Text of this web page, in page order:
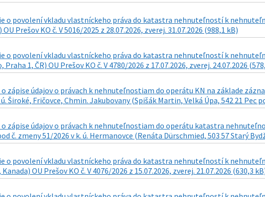
o povolení vkladu vlastníckeho práva do katastra nehnuteľností k
OU Prešov KO č. V 5016/2025 z 28.07.2026, zverej. 31.07.2026 (988,1 kB)
o povolení vkladu vlastníckeho práva do katastra nehnuteľností k
Praha 1, ČR) OU Prešov KO č. V 4780/2026 z 17.07.2026, zverej. 24.07.2026
zápise údajov o právach k nehnuteľnostiam do operátu KN na základe
Široké, Fričovce, Chmin. Jakubovany (Spišák Martin, Velká Úpa, 542 21 Pec
zápise údajov o právach k nehnuteľnostiam do operátu katastra
č. zmeny 51/2026 v k. ú. Hermanovce (Renáta Dürschmied, 503 57 Starý
o povolení vkladu vlastníckeho práva do katastra nehnuteľností k
Kanada) OU Prešov KO č. V 4076/2026 z 15.07.2026, zverej. 21.07.2026 (630,3